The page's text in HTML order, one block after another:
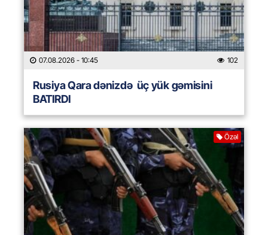
07.08.2026 - 10:45 102
Rusiya Qara dənizdə üç yük gəmisini
BATIRDI
Özəl